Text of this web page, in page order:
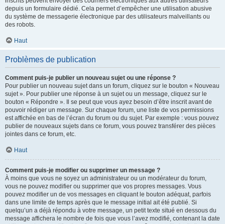
depuis un formulaire dédié. Cela permet d’empêcher une utilisation abusive
du système de messagerie électronique par des utilisateurs malveillants ou
des robots.
Haut
Problèmes de publication
Comment puis-je publier un nouveau sujet ou une réponse ?
Pour publier un nouveau sujet dans un forum, cliquez sur le bouton « Nouveau
sujet ». Pour publier une réponse à un sujet ou un message, cliquez sur le
bouton « Répondre ». Il se peut que vous ayez besoin d’être inscrit avant de
pouvoir rédiger un message. Sur chaque forum, une liste de vos permissions
est affichée en bas de l’écran du forum ou du sujet. Par exemple : vous pouvez
publier de nouveaux sujets dans ce forum, vous pouvez transférer des pièces
jointes dans ce forum, etc.
Haut
Comment puis-je modifier ou supprimer un message ?
À moins que vous ne soyez un administrateur ou un modérateur du forum,
vous ne pouvez modifier ou supprimer que vos propres messages. Vous
pouvez modifier un de vos messages en cliquant le bouton adéquat, parfois
dans une limite de temps après que le message initial ait été publié. Si
quelqu’un a déjà répondu à votre message, un petit texte situé en dessous du
message affichera le nombre de fois que vous l’avez modifié, contenant la date